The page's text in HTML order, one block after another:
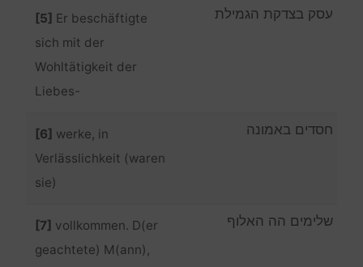
[5] Er beschäftigte
sich mit der
Wohltätigkeit der
Liebes-
עסק בצדקת הגמילת
[6] werke, in
Verlässlichkeit (waren
sie)
חסדים באמונה
[7] vollkommen. D(er
geachtete) M(ann),
שלימים הה האלוף